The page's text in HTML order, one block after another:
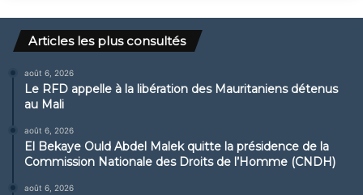
Articles les plus consultés
août 6, 2026
Le RFD appelle à la libération des Mauritaniens détenus
au Mali
août 6, 2026
El Bekaye Ould Abdel Malek quitte la présidence de la
Commission Nationale des Droits de l’Homme (CNDH)
août 6, 2026